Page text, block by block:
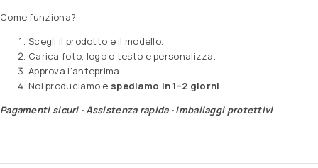
Come funziona?
Scegli il prodotto e il modello.
Carica foto, logo o testo e personalizza.
Approva l’anteprima.
Noi produciamo e spediamo in 1–2 giorni.
Pagamenti sicuri · Assistenza rapida · Imballaggi protettivi